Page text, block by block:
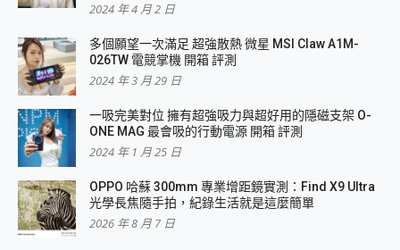
2024 年 4 月 2 日
多個願望一次滿足 超強散熱 微星 MSI Claw A1M-
026TW 電競掌機 開箱 評測
2024 年 3 月 29 日
一吸完美對位 擁有超強吸力與超好用的隱磁支架 O-
ONE MAG 最會吸的行動電源 開箱 評測
2024 年 1 月 25 日
OPPO 哈蘇 300mm 專業增距鏡實測：Find X9 Ultra
光學長焦隨手拍，紀錄生活就是這麼簡單
2026 年 8 月 7 日